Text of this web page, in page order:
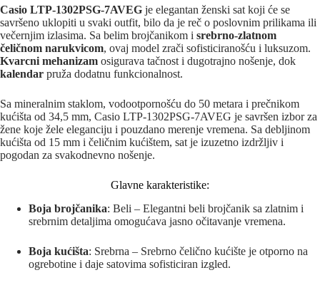
Casio LTP-1302PSG-7AVEG je elegantan ženski sat koji će se
savršeno uklopiti u svaki outfit, bilo da je reč o poslovnim prilikama ili
večernjim izlasima. Sa belim brojčanikom i srebrno-zlatnom
čeličnom narukvicom, ovaj model zrači sofisticiranošću i luksuzom.
Kvarcni mehanizam osigurava tačnost i dugotrajno nošenje, dok
kalendar pruža dodatnu funkcionalnost.
Sa mineralnim staklom, vodootpornošću do 50 metara i prečnikom
kućišta od 34,5 mm, Casio LTP-1302PSG-7AVEG je savršen izbor za
žene koje žele eleganciju i pouzdano merenje vremena. Sa debljinom
kućišta od 15 mm i čeličnim kućištem, sat je izuzetno izdržljiv i
pogodan za svakodnevno nošenje.
Glavne karakteristike:
Boja brojčanika: Beli – Elegantni beli brojčanik sa zlatnim i
srebrnim detaljima omogućava jasno očitavanje vremena.
Boja kućišta: Srebrna – Srebrno čelično kućište je otporno na
ogrebotine i daje satovima sofisticiran izgled.